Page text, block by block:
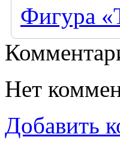
Фигура
Нет
Добавить